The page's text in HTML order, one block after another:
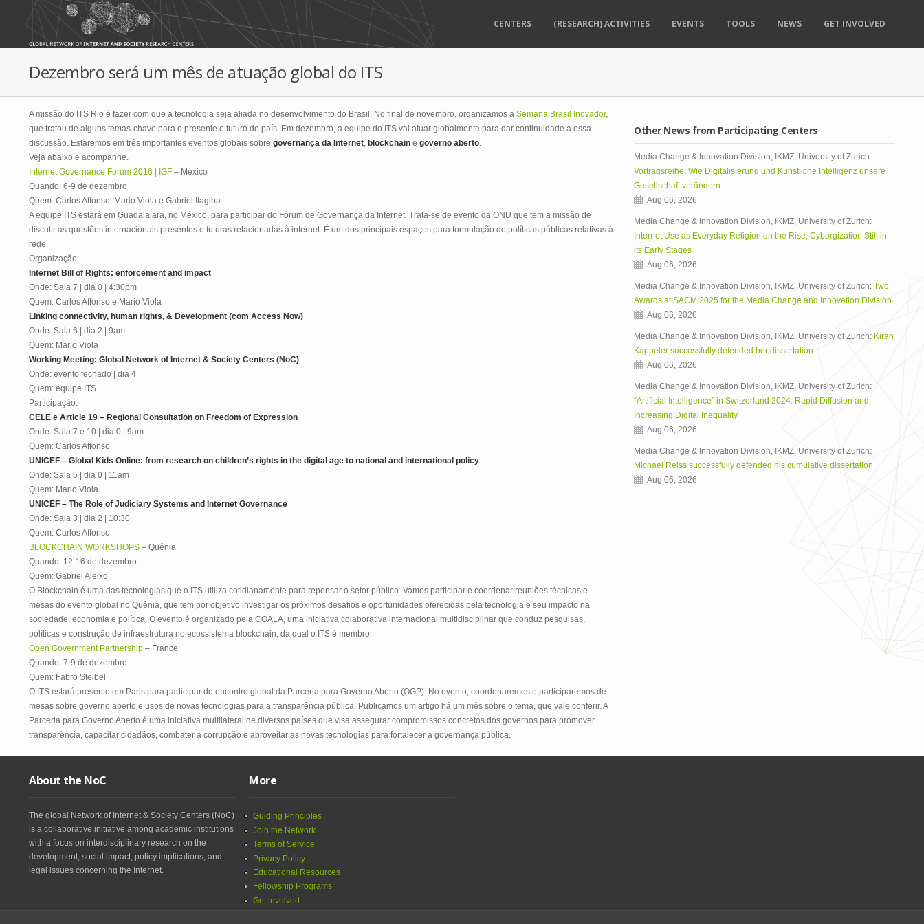
Skip to main content
CENTERS (RESEARCH) ACTIVITIES EVENTS TOOLS NEWS GET INVOLVED
Dezembro será um mês de atuação global do ITS
A missão do ITS Rio é fazer com que a tecnologia seja aliada no desenvolvimento do Brasil. No final de novembro, organizamos a Semana Brasil Inovador,
que tratou de alguns temas-chave para o presente e futuro do país. Em dezembro, a equipe do ITS vai atuar globalmente para dar continuidade a essa
discussão. Estaremos em três importantes eventos globais sobre governança da Internet, blockchain e governo aberto.
Veja abaixo e acompanhe.
Internet Governance Forum 2016 | IGF – México
Quando: 6-9 de dezembro
Quem: Carlos Affonso, Mario Viola e Gabriel Itagiba
A equipe ITS estará em Guadalajara, no México, para participar do Fórum de Governança da Internet. Trata-se de evento da ONU que tem a missão de
discutir as questões internacionais presentes e futuras relacionadas à internet. É um dos principais espaços para formulação de políticas públicas relativas à
rede.
Organização:
Internet Bill of Rights: enforcement and impact
Onde: Sala 7 | dia 0 | 4:30pm
Quem: Carlos Affonso e Mario Viola
Linking connectivity, human rights, & Development (com Access Now)
Onde: Sala 6 | dia 2 | 9am
Quem: Mario Viola
Working Meeting: Global Network of Internet & Society Centers (NoC)
Onde: evento fechado | dia 4
Quem: equipe ITS
Participação:
CELE e Article 19 – Regional Consultation on Freedom of Expression
Onde: Sala 7 e 10 | dia 0 | 9am
Quem: Carlos Affonso
UNICEF – Global Kids Online: from research on children’s rights in the digital age to national and international policy
Onde: Sala 5 | dia 0 | 11am
Quem: Mario Viola
UNICEF – The Role of Judiciary Systems and Internet Governance
Onde: Sala 3 | dia 2 | 10:30
Quem: Carlos Affonso
BLOCKCHAIN WORKSHOPS – Quênia
Quando: 12-16 de dezembro
Quem: Gabriel Aleixo
O Blockchain é uma das tecnologias que o ITS utiliza cotidianamente para repensar o setor público. Vamos participar e coordenar reuniões técnicas e
mesas do evento global no Quênia, que tem por objetivo investigar os próximos desafios e oportunidades oferecidas pela tecnologia e seu impacto na
sociedade, economia e política. O evento é organizado pela COALA, uma iniciativa colaborativa internacional multidisciplinar que conduz pesquisas,
políticas e construção de infraestrutura no ecossistema blockchain, da qual o ITS é membro.
Open Government Partnership – France
Quando: 7-9 de dezembro
Quem: Fabro Steibel
O ITS estará presente em Paris para participar do encontro global da Parceria para Governo Aberto (OGP). No evento, coordenaremos e participaremos de
mesas sobre governo aberto e usos de novas tecnologias para a transparência pública. Publicamos um artigo há um mês sobre o tema, que vale conferir. A
Parceria para Governo Aberto é uma iniciativa multilateral de diversos países que visa assegurar compromissos concretos dos governos para promover
transparência, capacitar cidadãos, combater a corrupção e aproveitar as novas tecnologias para fortalecer a governança pública.
Other News from Participating Centers
Media Change & Innovation Division, IKMZ, University of Zurich:
Vortragsreihe: Wie Digitalisierung und Künstliche Intelligenz unsere
Gesellschaft verändern
Aug 06, 2026
Media Change & Innovation Division, IKMZ, University of Zurich:
Internet Use as Everyday Religion on the Rise, Cyborgization Still in
its Early Stages
Aug 06, 2026
Media Change & Innovation Division, IKMZ, University of Zurich: Two
Awards at SACM 2025 for the Media Change and Innovation Division
Aug 06, 2026
Media Change & Innovation Division, IKMZ, University of Zurich: Kiran
Kappeler successfully defended her dissertation
Aug 06, 2026
Media Change & Innovation Division, IKMZ, University of Zurich:
“Artificial Intelligence” in Switzerland 2024: Rapid Diffusion and
Increasing Digital Inequality
Aug 06, 2026
Media Change & Innovation Division, IKMZ, University of Zurich:
Michael Reiss successfully defended his cumulative dissertation
Aug 06, 2026
About the NoC
The global Network of Internet & Society Centers (NoC)
is a collaborative initiative among academic institutions
with a focus on interdisciplinary research on the
development, social impact, policy implications, and
legal issues concerning the Internet.
More
Guiding Principles
Join the Network
Terms of Service
Privacy Policy
Educational Resources
Fellowship Programs
Get involved